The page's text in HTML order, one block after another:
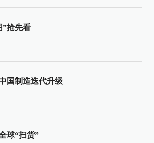
”抢先看
国制造迭代升级
球“扫货”